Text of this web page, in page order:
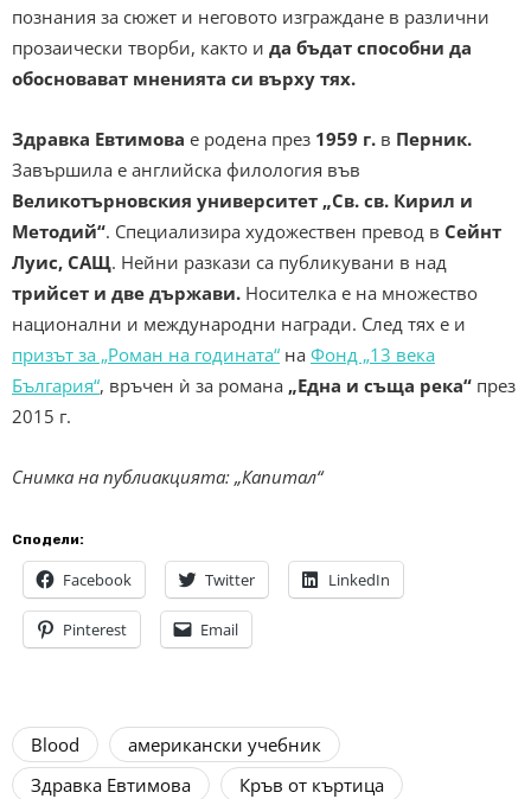
познания за сюжет и неговото изграждане в различни
прозаически творби, както и да бъдат способни да
обосновават мненията си върху тях.
Здравка Евтимова е родена през 1959 г. в Перник.
Завършила е английска филология във
Великотърновския университет „Св. св. Кирил и
Методий“. Специализира художествен превод в Сейнт
Луис, САЩ. Нейни разкази са публикувани в над
трийсет и две държави. Носителка е на множество
национални и международни награди. След тях е и
призът за „Роман на годината“ на Фонд „13 века
България“, връчен ѝ за романа „Една и съща река“ през
2015 г.
Снимка на публиакцията: „Капитал“
Сподели:
Facebook Twitter LinkedIn
Pinterest Email
Blood
американски учебник
Здравка Евтимова
Кръв от къртица